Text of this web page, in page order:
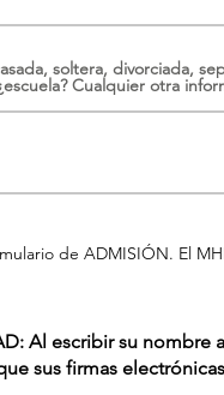
soltera, divorciada,
Cualquier otra
de ADMISIÓN. El
Al escribir su
sus firmas